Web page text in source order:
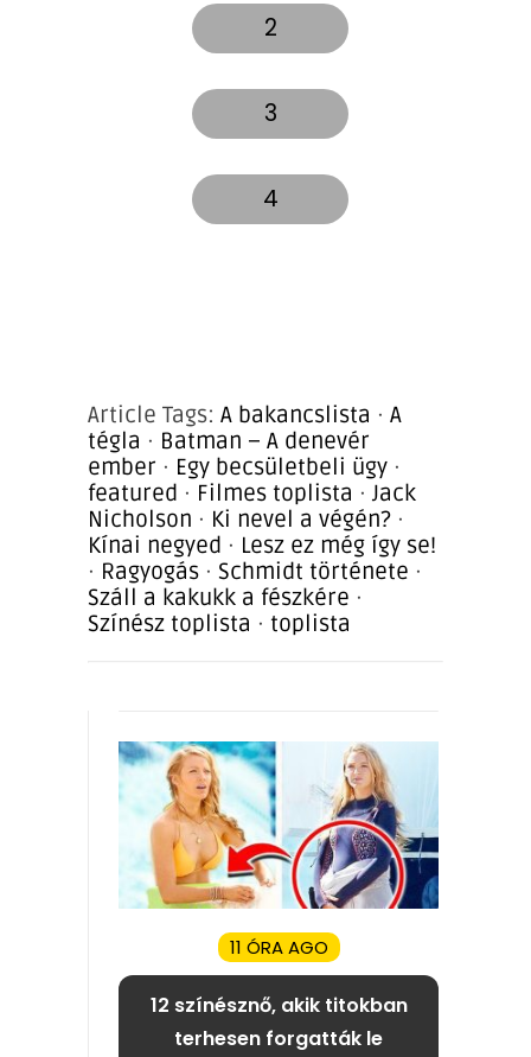
2
3
4
Article Tags: A bakancslista · A
tégla · Batman – A denevér
ember · Egy becsületbeli ügy ·
featured · Filmes toplista · Jack
Nicholson · Ki nevel a végén? ·
Kínai negyed · Lesz ez még így se!
· Ragyogás · Schmidt története ·
Száll a kakukk a fészkére ·
Színész toplista · toplista
11 ÓRA AGO
12 színésznő, akik titokban
terhesen forgatták le